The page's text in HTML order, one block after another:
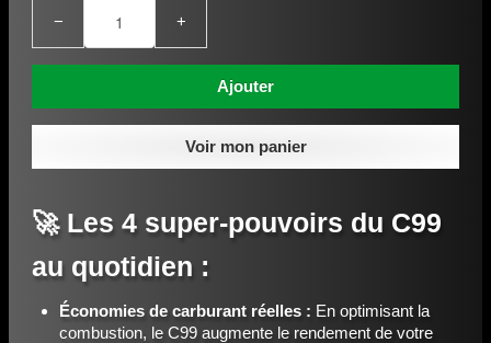
− +
Ajouter
Voir mon panier
🚀 Les 4 super-pouvoirs du C99
au quotidien :
Économies de carburant réelles : En optimisant la
combustion, le C99 augmente le rendement de votre